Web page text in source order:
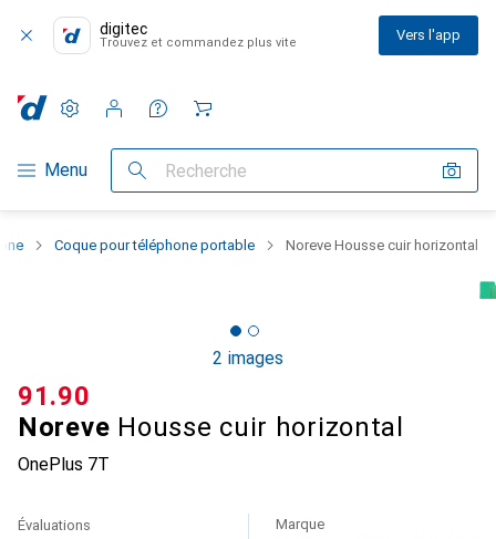
digitec
Trouvez et commandez plus vite Vers l'app
Navigation par catégorie
Menu Recherche
Paramètres
Compte client
Listes de comparaison
Listes d'envies
Panier
Coque pour téléphone portable Noreve Housse cuir horizontal
2 images
Noreve Housse cuir horizontal
OnePlus 7T
CHF
91.90
Évaluations Marque